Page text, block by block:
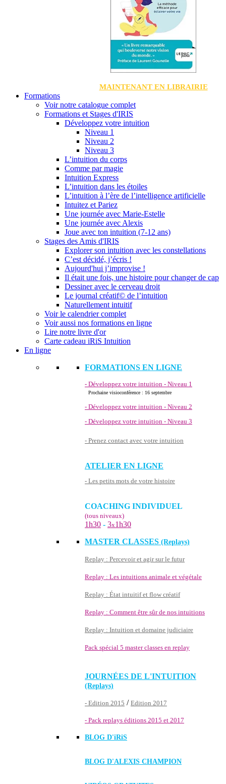
MAINTENANT EN LIBRAIRIE
Formations
Voir notre catalogue complet
Formations et Stages d'IRIS
Développez votre intuition
Niveau 1
Niveau 2
Niveau 3
L’intuition du corps
Comme par magie
Intuition Express
L’intuition dans les étoiles
L’intuition à l’ère de l’intelligence artificielle
Intuitez et Pariez
Une journée avec Marie-Estelle
Une journée avec Alexis
Joue avec ton intuition (7-12 ans)
Stages des Amis d'IRIS
Explorer son intuition avec les constellations
C’est décidé, j’écris !
Aujourd'hui j’improvise !
Il était une fois, une histoire pour changer de cap
Dessiner avec le cerveau droit
Le journal créatif© de l’intuition
Naturellement intuitif
Voir le calendrier complet
Voir aussi nos formations en ligne
Lire notre livre d'or
Carte cadeau iRiS Intuition
En ligne
FORMATIONS EN LIGNE
- Développez votre intuition - Niveau 1
Prochaine visioconférence : 16 septembre
- Développez votre intuition - Niveau 2
- Développez votre intuition - Niveau 3
- Prenez contact avec votre intuition
ATELIER EN LIGNE
- Les petits mots de votre histoire
COACHING INDIVIDUEL
(tous niveaux)
1h30 - 3x1h30
MASTER CLASSES (Replays)
Replay : Percevoir et agir sur le futur
Replay : Les intuitions animale et végétale
Replay : État intuitif et flow créatif
Replay : Comment être sûr de nos intuitions
Replay : Intuition et domaine judiciaire
Pack spécial 5 master classes en replay
JOURNÉES DE L'INTUITION
(Replays)
- Edition 2015 / Edition 2017
- Pack replays éditions 2015 et 2017
BLOG D'iRiS
BLOG D'ALEXIS CHAMPION